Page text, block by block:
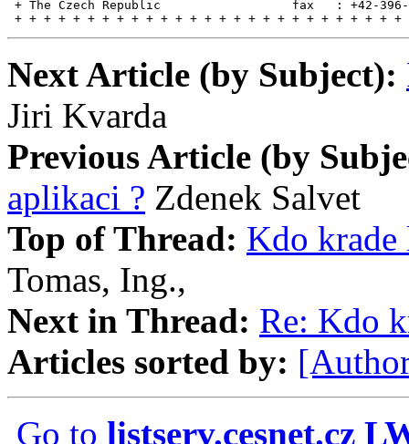
+ The Czech Republic                  fax   : +42-
+ + + + + + + + + + + + + + + + + + + + + + + + + + +
Next Article (by Subject):
Jiri Kvarda
Previous Article (by
aplikaci ? Zdenek Salvet
Top of Thread: Kdo
Tomas, Ing.,
Next in Thread: Re: Kdo
Articles sorted by:
Go to listserv.cesnet.cz